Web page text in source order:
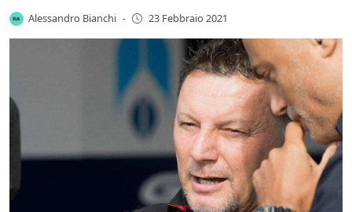
Alessandro Bianchi - 23 Febbraio 2021